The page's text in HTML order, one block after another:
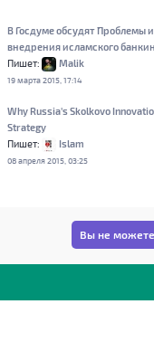
В Госдуме обсудят `Проблемы
внедрения исламского
Пишет:
Malik
19 марта 2015, 17:14
Why Russia's Skolkovo
Strategy
Пишет:
Islam
08 апреля 2015, 03:25
Вы не